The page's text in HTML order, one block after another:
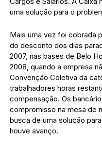
uma solução para o
Mais uma vez foi cobrada
do desconto dos dias
2007, nas bases de Belo
2008, quando a empresa
Convenção Coletiva da
trabalhadores horas
compensação. Os
compromisso na mesa de
busca de uma solução
houve avanço.